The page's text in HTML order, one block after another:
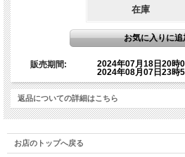
い場合は必ず、
その旨ご連絡ください。録画配
応はできませんので予めご了承
＊会場内とホワイエではお食事
ので、近隣のレストランや飲食
会場にお越し下さい。
在庫
販売期間:
2024年07月18日20時
2024年08月07日23時
返品についての詳細はこちら
お店のトップへ戻る